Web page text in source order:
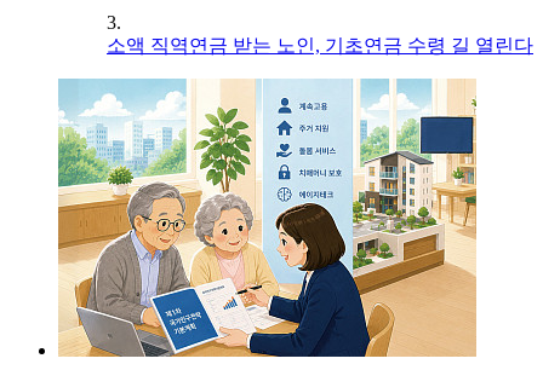
3.
소액 직역연금 받는 노인, 기초연금 수령 길 열린다